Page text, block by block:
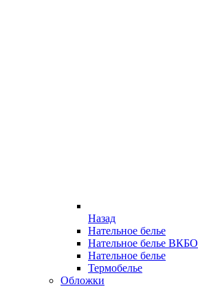
Назад
Нательное белье
Нательное белье ВКБО
Нательное белье
Термобелье
Обложки